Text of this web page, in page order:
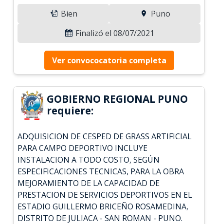
Bien
Puno
Finalizó el 08/07/2021
Ver convococatoria completa
GOBIERNO REGIONAL PUNO
requiere:
ADQUISICION DE CESPED DE GRASS ARTIFICIAL
PARA CAMPO DEPORTIVO INCLUYE
INSTALACION A TODO COSTO, SEGÚN
ESPECIFICACIONES TECNICAS, PARA LA OBRA
MEJORAMIENTO DE LA CAPACIDAD DE
PRESTACION DE SERVICIOS DEPORTIVOS EN EL
ESTADIO GUILLERMO BRICEÑO ROSAMEDINA,
DISTRITO DE JULIACA - SAN ROMAN - PUNO.